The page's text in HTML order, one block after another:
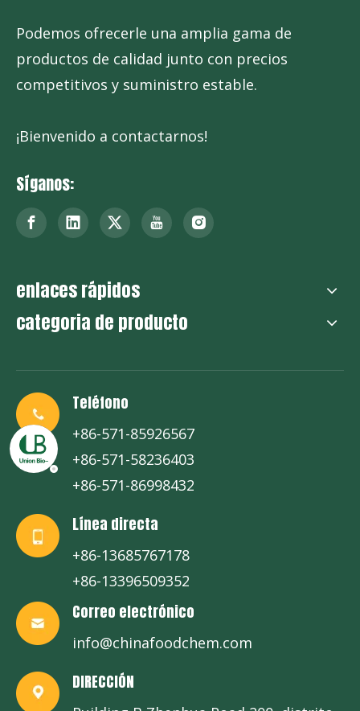
ciclamato de sodio
Podemos ofrecerle una amplia gama de
productos de calidad junto con precios
competitivos y suministro estable.
¡Bienvenido a contactarnos!
Síganos:
enlaces rápidos
categoria de producto
Teléfono
+86-571-85926567
+86-571-58236403
+86-571-86998432
Línea directa
+86-13685767178
+86-13396509352
Correo electrónico
info@chinafoodchem.com
DIRECCIÓN